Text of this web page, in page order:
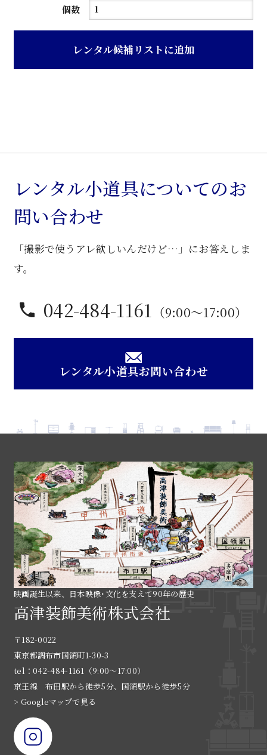
個数
メ
ッ
リ
ン
ゲ
ス
ド
個
レンタル候補リストに追加
レンタル小道具についてのお
問い合わせ
「撮影で使うアレ欲しいんだけど…」にお答えしま
す。
042-484-1161 （9:00〜17:00）
レンタル小道具お問い合わせ
映画誕生以来、日本映像･文化を支えて90年の歴史
高津装飾美術株式会社
〒182-0022
東京都調布市国領町1-30-3
tel：042-484-1161（9:00〜17:00）
京王線 布田駅から徒歩5分、国領駅から徒歩5分
> Googleマップで見る